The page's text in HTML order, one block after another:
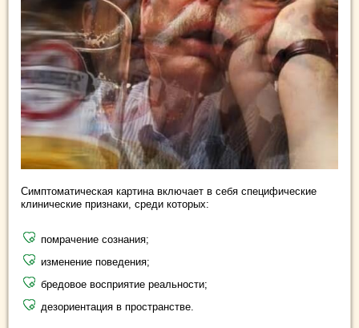
Симптоматическая картина включает в себя специфические
клинические признаки, среди которых:
помрачение сознания;
изменение поведения;
бредовое восприятие реальности;
дезориентация в пространстве.